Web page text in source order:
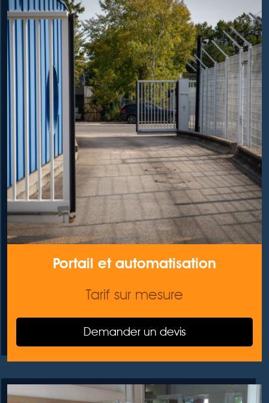
Portail et automatisation
Tarif sur mesure
Demander un devis